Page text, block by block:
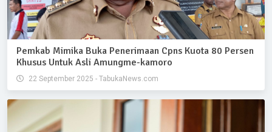
Pemkab Mimika Buka Penerimaan Cpns Kuota 80 Persen
Khusus Untuk Asli Amungme-kamoro
22 September 2025 - TabukaNews.com